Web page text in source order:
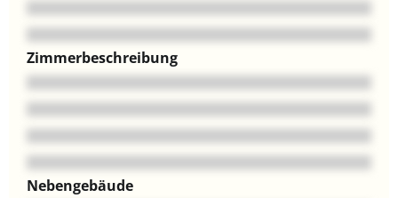
Zimmerbeschreibung
Nebengebäude